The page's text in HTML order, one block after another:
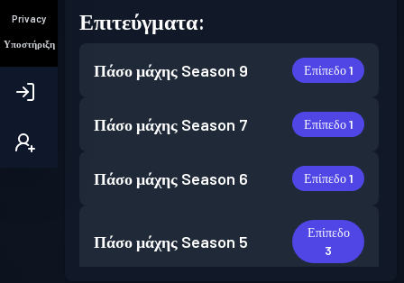
Privacy
Υποστήριξη
Επιτεύγματα:
Πάσο μάχης Season 9 Επίπεδο 1
Πάσο μάχης Season 7 Επίπεδο 1
Πάσο μάχης Season 6 Επίπεδο 1
Πάσο μάχης Season 5
Επίπεδο
3